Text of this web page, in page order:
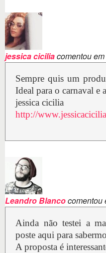
jessica ciciliacomentou em
Sempre quis um
Ideal para o carnaval e
jessica cicilia
http://
Leandro Blancocomentou
Ainda não testei a
poste aqui para
A proposta é